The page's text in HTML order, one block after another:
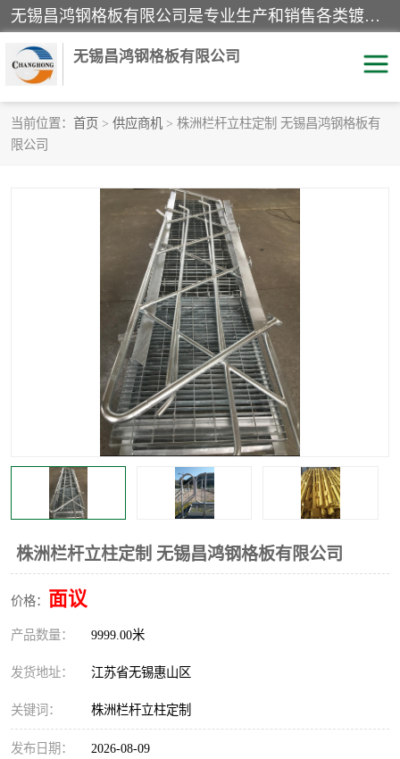
无锡昌鸿钢格板有限公司是专业生产和销售各类镀锌钢格板、镀锌钢格栅、不锈钢钢格及其相关产品的现代化企业。公司产品广泛运用于石油、化工、港口、电力、运输、造纸、医药、钢铁、食品、市政、房地产、制造业等各个领域。
无锡昌鸿钢格板有限公司
当前位置： 首页 > 供应商机 > 株洲栏杆立柱定制 无锡昌鸿钢格板有
限公司
株洲栏杆立柱定制 无锡昌鸿钢格板有限公司
价格： 面议
产品数量： 9999.00米
发货地址： 江苏省无锡惠山区
关键词： 株洲栏杆立柱定制
发布日期： 2026-08-09
镀锌钢格板
水沟盖板
钢格栅
钢格板
复合钢格板
钢格栅踏步板 插接钢格板